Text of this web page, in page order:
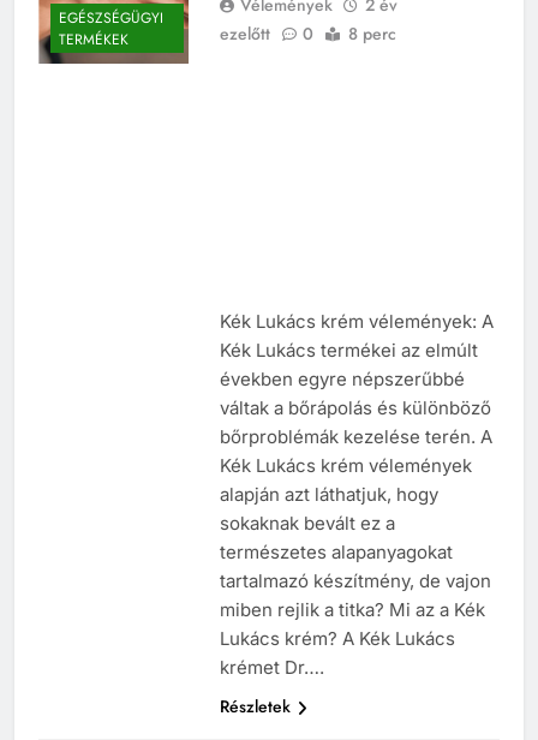
EGÉSZSÉGÜGYI
TERMÉKEK
ezelőtt
0 8 perc
Kék Lukács krém vélemények: A
Kék Lukács termékei az elmúlt
években egyre népszerűbbé
váltak a bőrápolás és különböző
bőrproblémák kezelése terén. A
Kék Lukács krém vélemények
alapján azt láthatjuk, hogy
sokaknak bevált ez a
természetes alapanyagokat
tartalmazó készítmény, de vajon
miben rejlik a titka? Mi az a Kék
Lukács krém? A Kék Lukács
krémet Dr….
Részletek